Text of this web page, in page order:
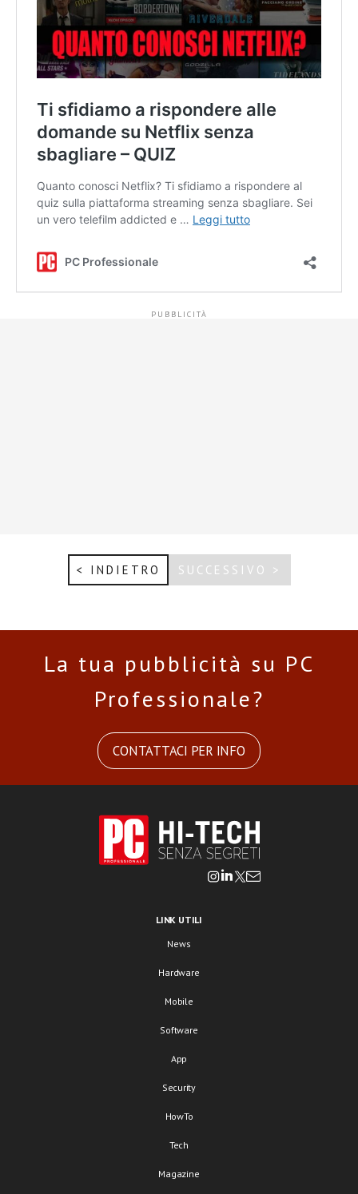
< INDIETRO SUCCESSIVO >
La tua pubblicità su PC
Professionale?
CONTATTACI PER INFO
LINK UTILI
News
Hardware
Mobile
Software
App
Security
HowTo
Tech
Magazine